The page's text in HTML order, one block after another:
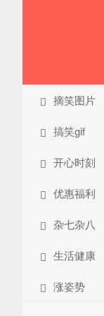
摘笑图片
搞笑gif
开心时刻
优惠福利
杂七杂八
生活健康
涨姿势